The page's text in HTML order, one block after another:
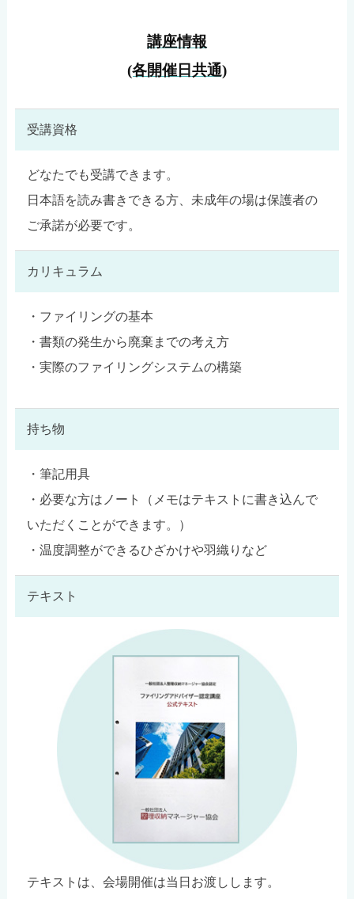
講座情報
(各開催日共通)
受講資格
どなたでも受講できます。
日本語を読み書きできる方、未成年の場は保護者の
ご承諾が必要です。
カリキュラム
・ファイリングの基本
・書類の発生から廃棄までの考え方
・実際のファイリングシステムの構築
持ち物
・筆記用具
・必要な方はノート（メモはテキストに書き込んで
いただくことができます。）
・温度調整ができるひざかけや羽織りなど
テキスト
テキストは、会場開催は当日お渡しします。